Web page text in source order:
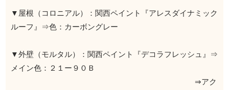
▼屋根（コロニアル）：関西ペイント『アレスダイナミック
ルーフ』⇒色：カーボングレー
▼外壁（モルタル）：関西ペイント『デコラフレッシュ』⇒
メイン色：２１ー９０Ｂ
⇒アク